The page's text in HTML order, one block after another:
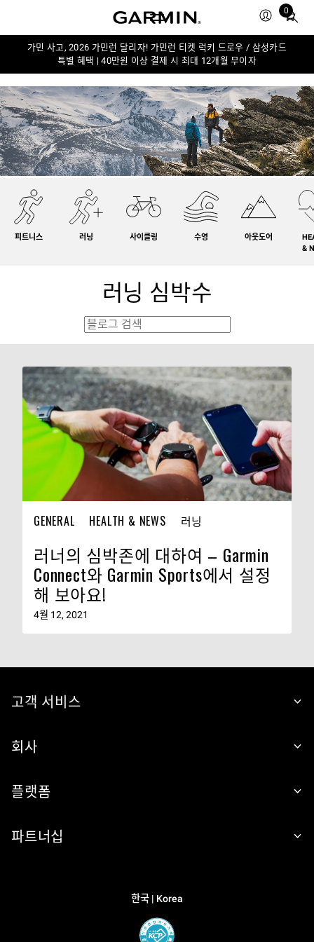
0
Total
in
가민 사고, 2026 가민런 달리자! 가민런 티켓 럭키 드로우 / 삼성카드
특별 혜택 | 40만원 이상 결제 시 최대 12개월 무이자
피트니스 러닝 사이클링 수영 아웃도어
&
러닝 심박수
GENERAL HEALTH & NEWS 러닝
러너의 심박존에 대하여 – Garmin
Connect와 Garmin Sports에서 설정
해 보아요!
4월 12, 2021
고객 서비스
회사
플랫폼
파트너십
한국 | Korea